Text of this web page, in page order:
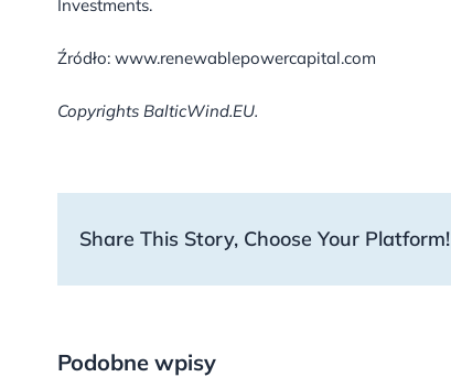
Investments.
Źródło: www.renewablepowercapital.com
Copyrights BalticWind.EU.
Share This Story, Choose Your Platform!
Podobne wpisy